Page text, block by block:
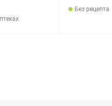
Без рецепта